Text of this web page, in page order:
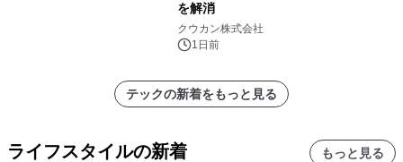
を解消
クウカン株式会社
1日前
テックの新着をもっと見る
ライフスタイルの新着 もっと見る